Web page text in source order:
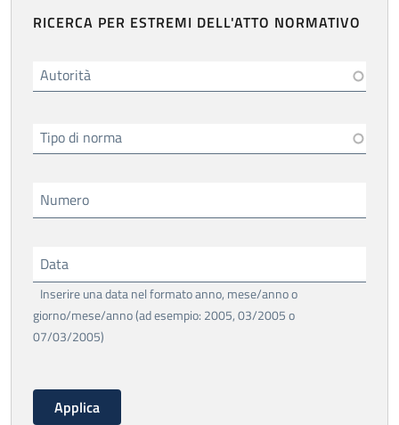
RICERCA PER ESTREMI DELL'ATTO NORMATIVO
Autorità
Tipo di norma
Numero
Data
Inserire una data nel formato anno, mese/anno o
giorno/mese/anno (ad esempio: 2005, 03/2005 o
07/03/2005)